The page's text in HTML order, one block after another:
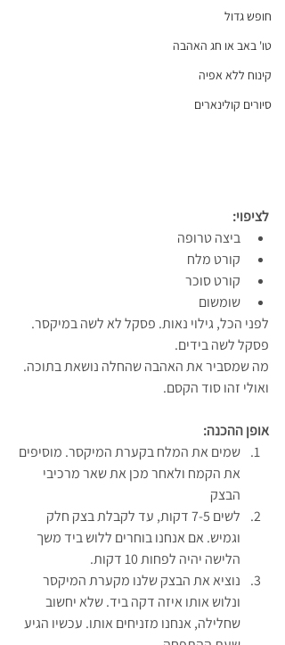
חופש גדול
טו' באב או חג האהבה
קינוח ללא אפיה
סיורים קולינארים
לציפוי:
ביצה טרופה
קורט מלח
קורט סוכר
שומשום
לפני הכל, גילוי נאות. פסקל לא לשה במיקסר.
פסקל לשה בידים.
מה שמסביר את האהבה שהחלה נושאת בתוכה.
ואולי זהו סוד הקסם.
אופן ההכנה:
שמים את המלח בקערת המיקסר. מוסיפים
את הקמח ולאחר מכן את שאר מרכיבי
הבצק
לשים 7-5 דקות, עד לקבלת בצק חלק
וגמיש. אם אנחנו בוחרים ללוש ביד משך
הלישה יהיה לפחות 10 דקות.
נוציא את הבצק שלנו מקערת המיקסר
ונלוש אותו איזה דקה ביד. שלא יחשוב
שחלילה, אנחנו מזניחים אותו. עכשיו הגיע